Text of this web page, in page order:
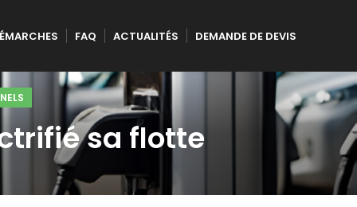
FAQ ACTUALITÉS DEMANDE DE DEVIS
sa flotte